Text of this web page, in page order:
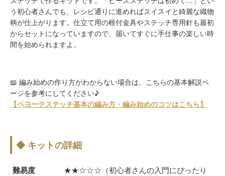
う初心者さんでも、レシピ通りに進めればスイスイと綺麗な織物
柄が仕上がります。仕立て用の根付金具やステッチ専用針も最初
からセットになっていますので、届いてすぐに手仕事の楽しい時
間を始められますよ。
📖 編み始めの作り方がわからない場合は、こちらの基本解説ペ
ージを参考にしてください♪
【ペヨーテステッチ基本の編み方・編み始めのコツはこちら】
◆ キットの詳細
難易度
★★☆☆☆（初心者さんの入門にぴったり